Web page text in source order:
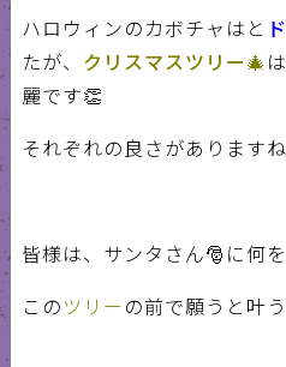
ハロウィンのカボチャはと
たが、 クリスマスツリー🎄 は
麗です👏
それぞれの良さがありますね
皆様は、サンタさん🎅に何
このツリー の前で願うと叶